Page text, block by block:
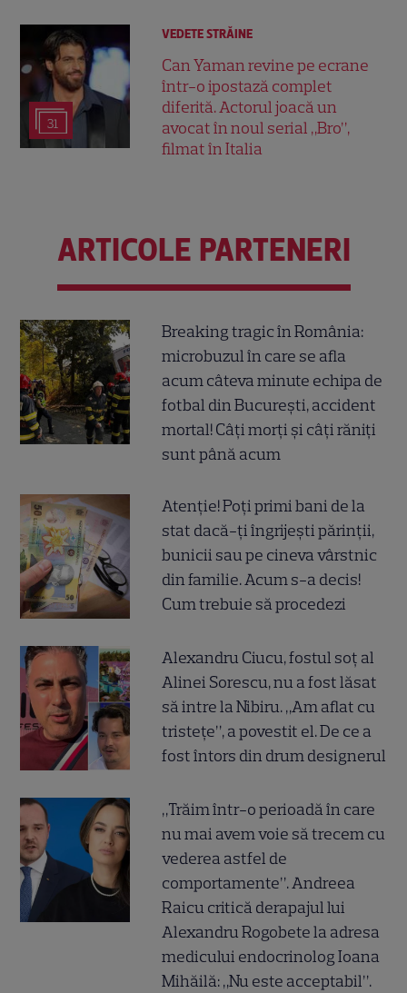
31
VEDETE STRĂINE
Can Yaman revine pe ecrane
într-o ipostază complet
diferită. Actorul joacă un
avocat în noul serial „Bro”,
filmat în Italia
ARTICOLE PARTENERI
Breaking tragic în România:
microbuzul în care se afla
acum câteva minute echipa de
fotbal din București, accident
mortal! Câți morți și câți răniți
sunt până acum
Atenție! Poți primi bani de la
stat dacă-ți îngrijești părinții,
bunicii sau pe cineva vârstnic
din familie. Acum s-a decis!
Cum trebuie să procedezi
Alexandru Ciucu, fostul soț al
Alinei Sorescu, nu a fost lăsat
să intre la Nibiru. „Am aflat cu
tristețe”, a povestit el. De ce a
fost întors din drum designerul
„Trăim într-o perioadă în care
nu mai avem voie să trecem cu
vederea astfel de
comportamente”. Andreea
Raicu critică derapajul lui
Alexandru Rogobete la adresa
medicului endocrinolog Ioana
Mihăilă: „Nu este acceptabil”.